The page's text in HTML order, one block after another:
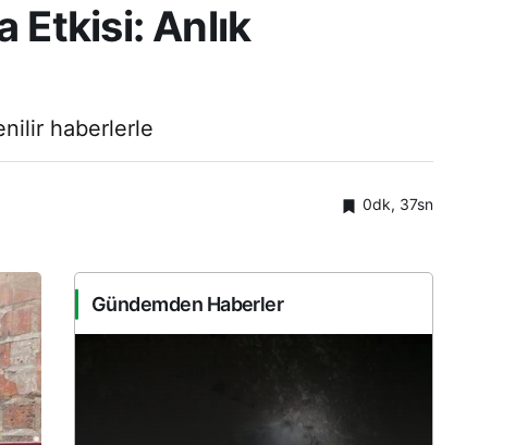
Etkisi: Anlık
haberlerle
0dk, 37sn
Gündemden Haberler